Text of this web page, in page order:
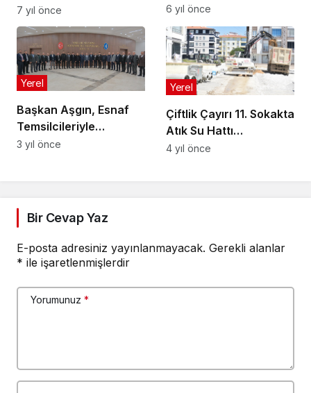
7 yıl önce
Yapıldı
6 yıl önce
Başkan Aşgın, Esnaf
Temsilcileriyle
Buluştu
Yerel
3 yıl önce
Çiftlik Çayırı 11. Sokakta
Atık Su Hattı
Yenileniyor
Yerel
4 yıl önce
Bir Cevap Yaz
E-posta adresiniz yayınlanmayacak. Gerekli alanlar
* ile işaretlenmişlerdir
Yorumunuz *